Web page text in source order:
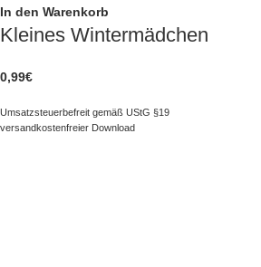
In den Warenkorb
Kleines Wintermädchen
0,99€
Umsatzsteuerbefreit gemäß UStG §19
versandkostenfreier Download